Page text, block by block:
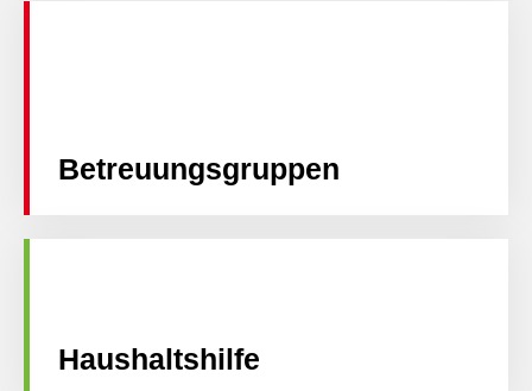
Betreuungsgruppen
Haushaltshilfe